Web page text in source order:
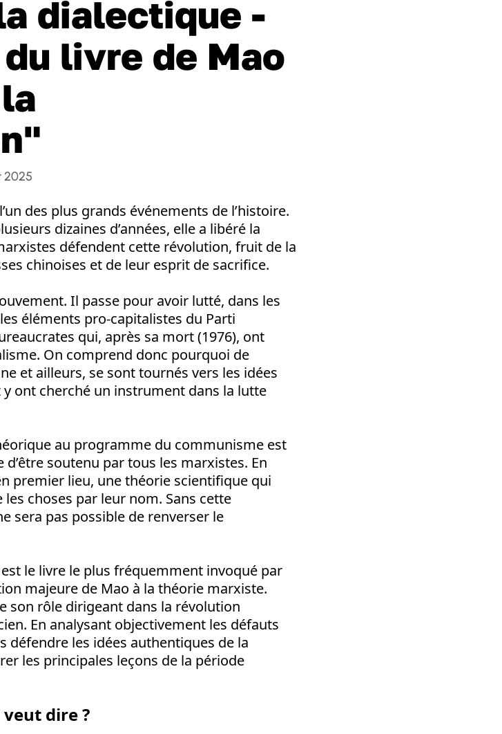
dialectique -
livre de Mao
2025
des plus grands événements de l’histoire.
dizaines d’années, elle a libéré la
défendent cette révolution, fruit de la
chinoises et de leur esprit de sacrifice.
Il passe pour avoir lutté, dans les
éléments pro-capitalistes du Parti
qui, après sa mort (1976), ont
On comprend donc pourquoi de
et ailleurs, se sont tournés vers les idées
y ont cherché un instrument dans la lutte
au programme du communisme est
soutenu par tous les marxistes. En
premier lieu, une théorie scientifique qui
choses par leur nom. Sans cette
sera pas possible de renverser le
le livre le plus fréquemment invoqué par
majeure de Mao à la théorie marxiste.
son rôle dirigeant dans la révolution
En analysant objectivement les défauts
défendre les idées authentiques de la
les principales leçons de la période
veut dire ?